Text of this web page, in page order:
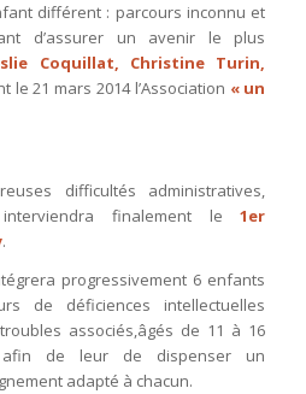
différent : parcours inconnu et
d’assurer un avenir le plus
Coquillat, Christine Turin,
le 21 mars 2014 l’Association « un
difficultés administratives,
interviendra finalement le1er
.
progressivement 6 enfants
de déficiences intellectuelles
associés,âgés de 11 à 16
de leur de dispenser un
adapté à chacun.